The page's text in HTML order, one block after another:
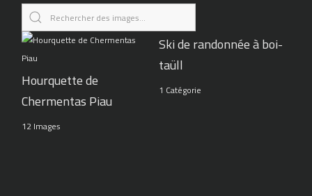
Hourquette de
Chermentas Piau
12 Images
Ski de randonnée à boi-
taüll
1 Catégorie